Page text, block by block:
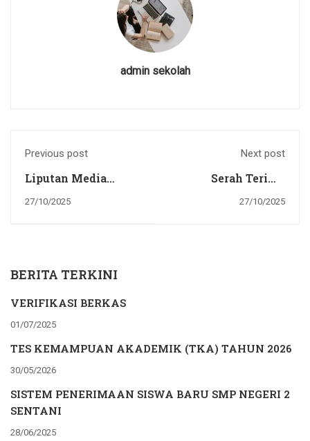
admin sekolah
Previous post
Liputan Media
Kunjungan Wakil
27/10/2025
Next post
Serah Terima
Jabatan Kepala SMP
27/10/2025
BERITA TERKINI
VERIFIKASI BERKAS
01/07/2025
TES KEMAMPUAN AKADEMIK (TKA) TAHUN 2026
30/05/2026
SISTEM PENERIMAAN SISWA BARU SMP NEGERI 2
SENTANI
28/06/2025